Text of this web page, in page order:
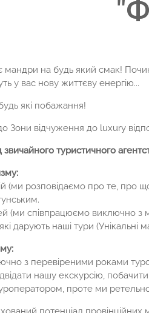
мандри на будь який смак!
у вас нову життєву енергію...
які побажання!
Зони відчуження до luxury
туристичного
(ми розповідаємо про те, про
співпрацюємо виключно з
дарують наші тури (Унікальні
з перевіреними роками
нашу екскурсію, побачити
проте ми